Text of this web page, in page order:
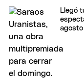
Llegó
agosto